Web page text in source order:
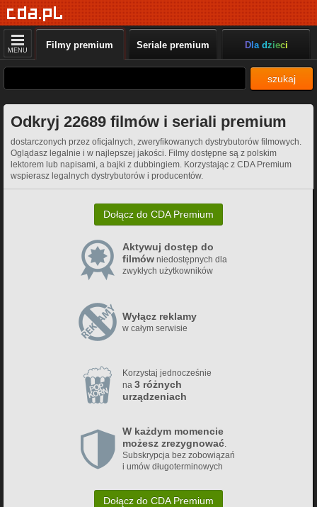
MENU Filmy premium Seriale premium Dla dzieci
szukaj
Odkryj 22689 filmów i seriali premium
dostarczonych przez oficjalnych, zweryfikowanych dystrybutorów filmowych.
Oglądasz legalnie i w najlepszej jakości. Filmy dostępne są z polskim
lektorem lub napisami, a bajki z dubbingiem. Korzystając z CDA Premium
wspierasz legalnych dystrybutorów i producentów.
Dołącz do CDA Premium
Aktywuj dostęp do
filmówniedostępnych dla
zwykłych użytkowników
Wyłącz reklamy
w całym serwisie
Korzystaj jednocześnie
na 3 różnych
urządzeniach
W każdym momencie
możesz zrezygnować.
Subskrypcja bez zobowiązań
i umów długoterminowych
Dołącz do CDA Premium